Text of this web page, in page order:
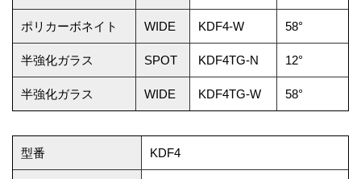
ポリカーボネイト WIDE KDF4-W 58°
半強化ガラス SPOT KDF4TG-N 12°
半強化ガラス WIDE KDF4TG-W 58°
型番 KDF4